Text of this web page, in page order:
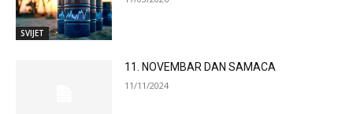
SVIJET
11. NOVEMBAR DAN SAMACA
11/11/2024